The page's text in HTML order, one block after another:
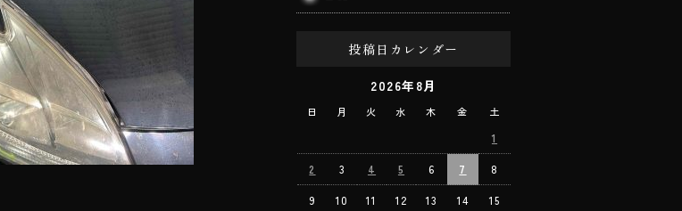
投稿日カレンダー
2026年8月
日 月 火 水 木 金 土
1
2 3 4 5 6 7 8
9 10 11 12 13 14 15